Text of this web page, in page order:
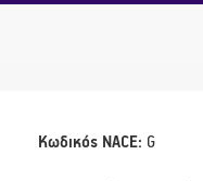
Κωδικός NACE: G